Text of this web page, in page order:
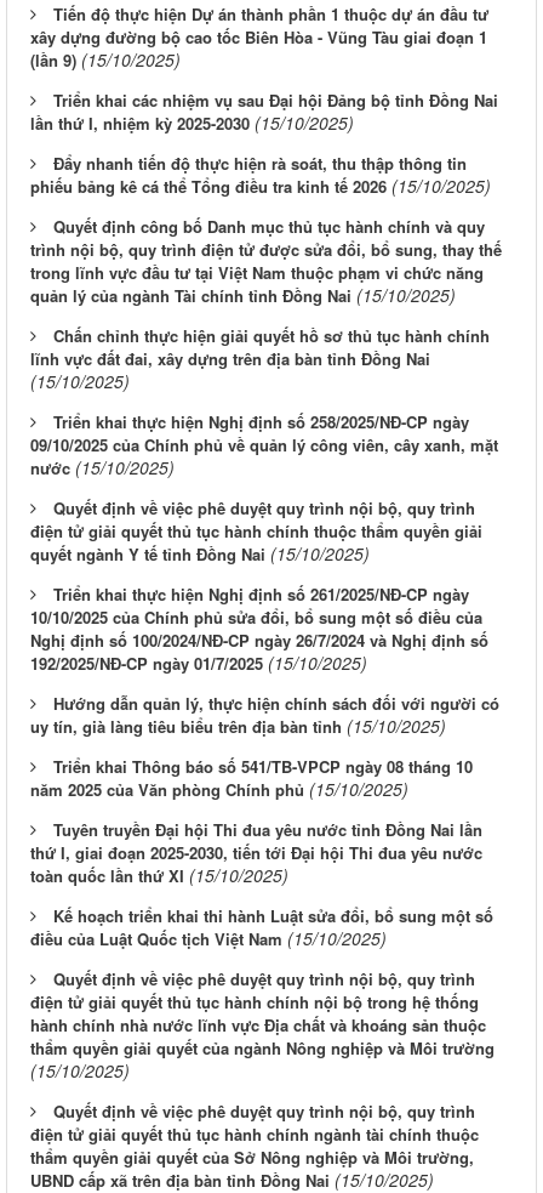
Tiến độ thực hiện Dự án thành phần 1 thuộc dự án đầu tư
xây dựng đường bộ cao tốc Biên Hòa - Vũng Tàu giai đoạn 1
(lần 9) (15/10/2025)
Triển khai các nhiệm vụ sau Đại hội Đảng bộ tỉnh Đồng Nai
lần thứ I, nhiệm kỳ 2025-2030 (15/10/2025)
Đẩy nhanh tiến độ thực hiện rà soát, thu thập thông tin
phiếu bảng kê cá thể Tổng điều tra kinh tế 2026 (15/10/2025)
Quyết định công bố Danh mục thủ tục hành chính và quy
trình nội bộ, quy trình điện tử được sửa đổi, bổ sung, thay thế
trong lĩnh vực đầu tư tại Việt Nam thuộc phạm vi chức năng
quản lý của ngành Tài chính tỉnh Đồng Nai (15/10/2025)
Chấn chỉnh thực hiện giải quyết hồ sơ thủ tục hành chính
lĩnh vực đất đai, xây dựng trên địa bàn tỉnh Đồng Nai
(15/10/2025)
Triển khai thực hiện Nghị định số 258/2025/NĐ-CP ngày
09/10/2025 của Chính phủ về quản lý công viên, cây xanh, mặt
nước (15/10/2025)
Quyết định về việc phê duyệt quy trình nội bộ, quy trình
điện tử giải quyết thủ tục hành chính thuộc thẩm quyền giải
quyết ngành Y tế tỉnh Đồng Nai (15/10/2025)
Triển khai thực hiện Nghị định số 261/2025/NĐ-CP ngày
10/10/2025 của Chính phủ sửa đổi, bổ sung một số điều của
Nghị định số 100/2024/NĐ-CP ngày 26/7/2024 và Nghị định số
192/2025/NĐ-CP ngày 01/7/2025 (15/10/2025)
Hướng dẫn quản lý, thực hiện chính sách đối với người có
uy tín, già làng tiêu biểu trên địa bàn tỉnh (15/10/2025)
Triển khai Thông báo số 541/TB-VPCP ngày 08 tháng 10
năm 2025 của Văn phòng Chính phủ (15/10/2025)
Tuyên truyền Đại hội Thi đua yêu nước tỉnh Đồng Nai lần
thứ I, giai đoạn 2025-2030, tiến tới Đại hội Thi đua yêu nước
toàn quốc lần thứ XI (15/10/2025)
Kế hoạch triển khai thi hành Luật sửa đổi, bổ sung một số
điều của Luật Quốc tịch Việt Nam (15/10/2025)
Quyết định về việc phê duyệt quy trình nội bộ, quy trình
điện tử giải quyết thủ tục hành chính nội bộ trong hệ thống
hành chính nhà nước lĩnh vực Địa chất và khoáng sản thuộc
thẩm quyền giải quyết của ngành Nông nghiệp và Môi trường
(15/10/2025)
Quyết định về việc phê duyệt quy trình nội bộ, quy trình
điện tử giải quyết thủ tục hành chính ngành tài chính thuộc
thẩm quyền giải quyết của Sở Nông nghiệp và Môi trường,
UBND cấp xã trên địa bàn tỉnh Đồng Nai (15/10/2025)